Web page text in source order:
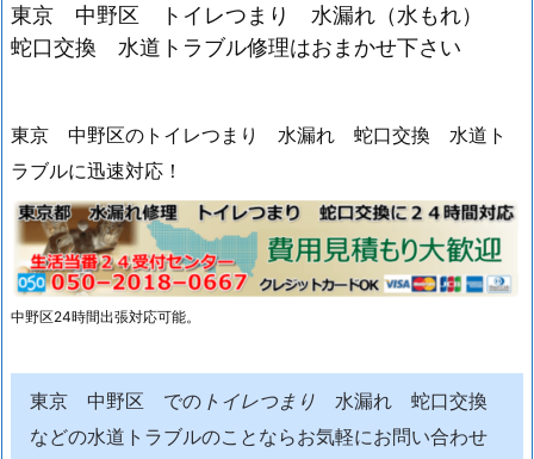
東京 中野区 トイレつまり 水漏れ（水もれ）
蛇口交換 水道トラブル修理はおまかせ下さい
東京 中野区のトイレつまり 水漏れ 蛇口交換 水道ト
ラブルに迅速対応！
中野区24時間出張対応可能。
東京 中野区 での トイレつまり 水漏れ 蛇口交換
などの水道トラブルのことならお気軽にお問い合わせ